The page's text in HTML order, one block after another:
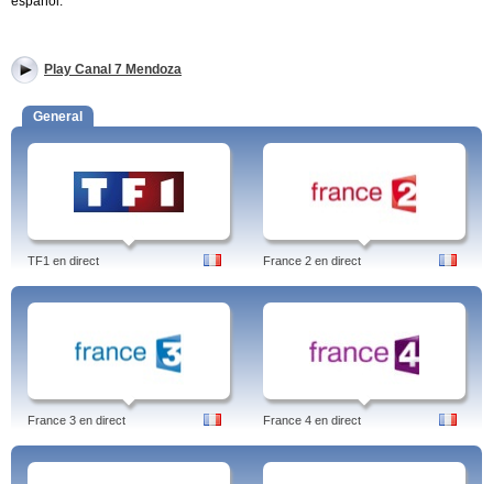
Play Canal 7 Mendoza
General
TF1 en direct France 2 en direct
France 3 en direct France 4 en direct